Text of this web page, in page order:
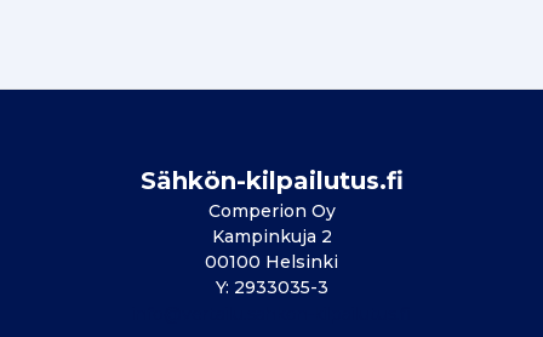
Sähkön-kilpailutus.fi
Comperion Oy
Kampinkuja 2
00100 Helsinki
Y: 2933035-3